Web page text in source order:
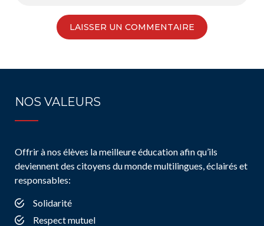
NOS VALEURS
Offrir à nos élèves la meilleure éducation afin qu’ils
deviennent des citoyens du monde multilingues, éclairés et
responsables:
Solidarité
Respect mutuel